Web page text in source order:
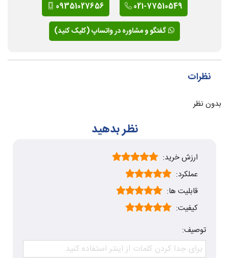
021-77510549
09351027656
گفتگو و مشاوره در واتساپ (کلیک کنید)
نظرات
بدون نظر
نظر بدهید
ارزش خرید:
عملکرد:
قابلیت ها:
کیفیت:
توصیف: